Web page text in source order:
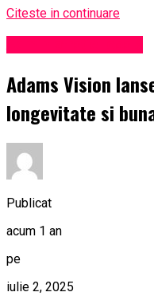
Citeste in continuare
Adams Vision
longevitate si
Publicat
acum 1 an
pe
iulie 2, 2025